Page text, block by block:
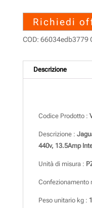
Richiedi
COD: 66034edb3779
Descrizione
Codice Prodotto :
Descrizione :
440v, 13.5Amp
Unità di misura :
Confezionamento
Peso unitario kg :